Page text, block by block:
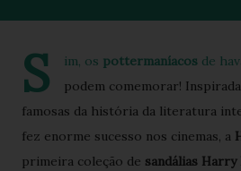
S im, os pottermaníacos de
podem comemorar!
famosas da história da literatura
fez enorme sucesso nos cinemas, a
primeira coleção de sandálias